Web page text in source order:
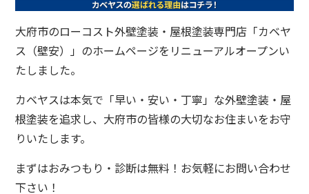
大府市のローコスト外壁塗装・屋根塗装専門店「カベヤ
ス（壁安）」のホームページをリニューアルオープンい
たしました。
カベヤスは本気で「早い・安い・丁寧」な外壁塗装・屋
根塗装を追求し、大府市の皆様の大切なお住まいをお守
りいたします。
まずはおみつもり・診断は無料！お気軽にお問い合わせ
下さい！